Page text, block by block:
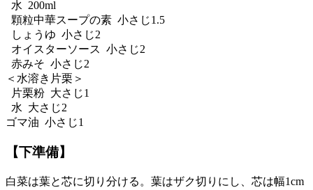
水 200ml
顆粒中華スープの素 小さじ1.5
しょうゆ 小さじ2
オイスターソース 小さじ2
赤みそ 小さじ2
＜水溶き片栗＞
片栗粉 大さじ1
水 大さじ2
ゴマ油 小さじ1
【下準備】
白菜は葉と芯に切り分ける。葉はザク切りにし、芯は幅1cm